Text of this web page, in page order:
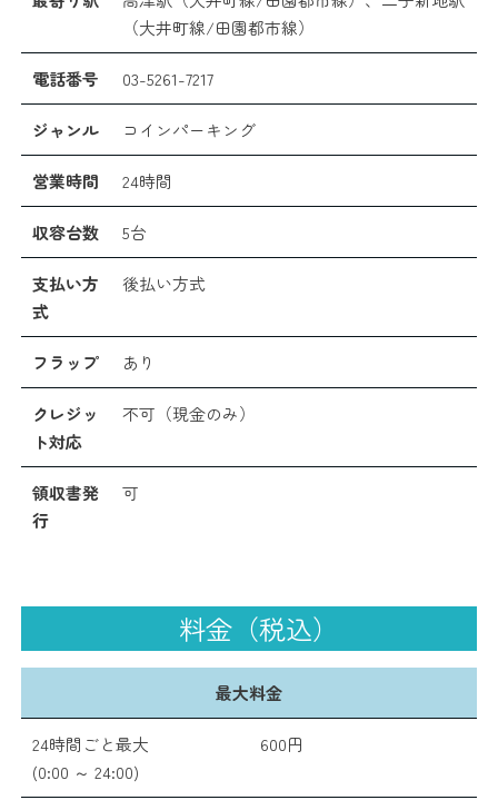
（大井町線/田園都市線）
電話番号 03-5261-7217
ジャンル コインパーキング
営業時間 24時間
収容台数 5台
支払い方
式
後払い方式
フラップ あり
クレジッ
ト対応
不可（現金のみ）
領収書発
行
可
料金（税込）
最大料金
24時間ごと最大
(0:00 ～ 24:00)
600円